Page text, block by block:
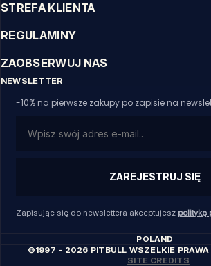
STREFA KLIENTA
REGULAMINY
ZAOBSERWUJ NAS
NEWSLETTER
-10% na pierwsze zakupy po zapisie na
ZAREJESTRUJ SIĘ
Zapisując się do newslettera akceptujesz politykę
POLAND
©1997 - 2026 PITBULL WSZELKIE
SITE CREDITS